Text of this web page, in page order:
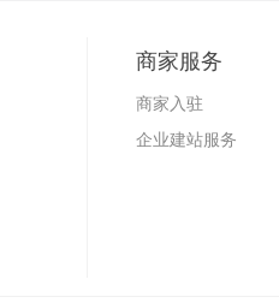
商家服务
商家入驻
企业建站服务